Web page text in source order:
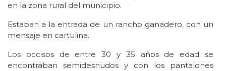
en la zona rural del municipio.
Estaban a la entrada de un rancho ganadero, con un
mensaje en cartulina.
Los occisos de entre 30 y 35 años de edad se
encontraban semidesnudos y con los pantalones